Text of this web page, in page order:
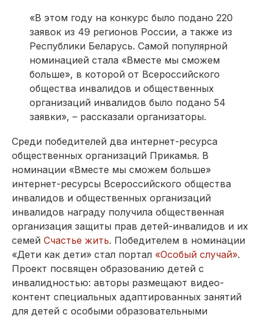
«В этом году на конкурс было подано 220
заявок из 49 регионов России, а также из
Республики Беларусь. Самой популярной
номинацией стала «Вместе мы сможем
больше», в которой от Всероссийского
общества инвалидов и общественных
организаций инвалидов было подано 54
заявки», – рассказали организаторы.
Среди победителей два интернет-ресурса
общественных организаций Прикамья. В
номинации «Вместе мы сможем больше»
интернет-ресурсы Всероссийского общества
инвалидов и общественных организаций
инвалидов награду получила общественная
организация защиты прав детей-инвалидов и их
семей Счастье жить. Победителем в номинации
«Дети как дети» стал портал «Особый случай».
Проект посвящен образованию детей с
инвалидностью: авторы размещают видео-
контент специальных адаптированных занятий
для детей с особыми образовательными